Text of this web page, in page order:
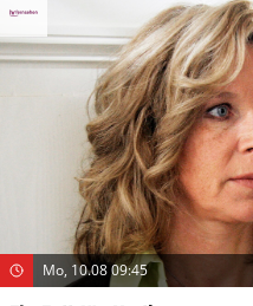
Mo, 10.08 09:45